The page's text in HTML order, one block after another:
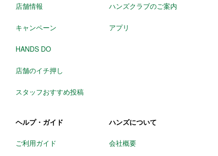
店舗情報
キャンペーン
HANDS DO
店舗のイチ押し
スタッフおすすめ投稿
ハンズクラブのご案内
アプリ
ヘルプ・ガイド
ご利用ガイド
ハンズについて
会社概要